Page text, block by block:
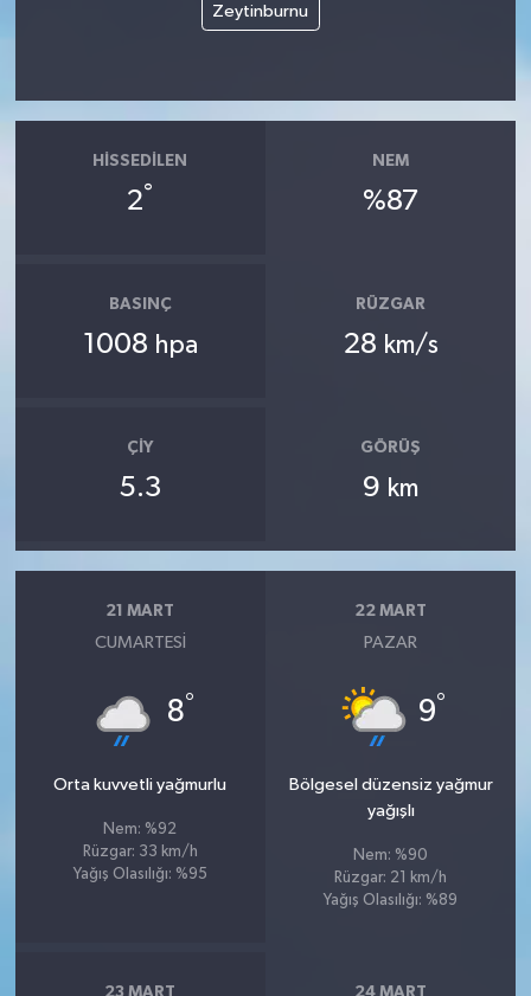
Zeytinburnu
HISSEDILEN
2°
NEM
%87
BASINÇ
1008 hpa
RÜZGAR
28 km/s
ÇIY
5.3
GÖRÜŞ
9 km
21 MART
CUMARTESI
8°
Orta kuvvetli yağmurlu
Nem: %92
Rüzgar: 33 km/h
Yağış Olasılığı: %95
22 MART
PAZAR
9°
Bölgesel düzensiz yağmur
yağışlı
Nem: %90
Rüzgar: 21 km/h
Yağış Olasılığı: %89
23 MART 24 MART